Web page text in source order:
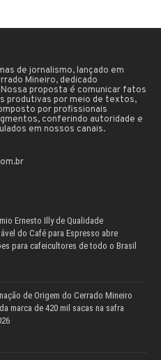
de jornalismo, lançado em
Mineiro, dedicado
proposta é comunicar fatos
produtivas por meio de textos,
por profissionais
conferindo autoridade e
em nossos canais.
Ernesto Illy de Qualidade
do Café para Espresso abre
para cafeicultores de todo o Brasil
de Origem do Cerrado Mineiro
marca de 420 mil sacas na safra